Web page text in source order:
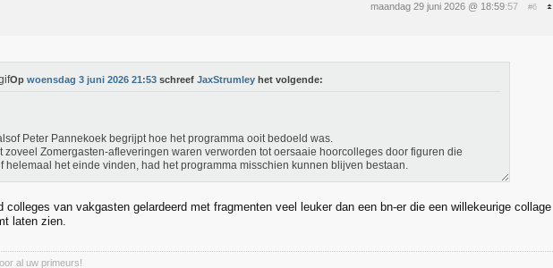
maandag 29 juni 2026 @ 18:59:57 #6
Op woensdag 3 juni 2026 21:53 schreef JaxStrumley het volgende:
Peter Pannekoek begrijpt hoe het programma ooit bedoeld was.
zoveel Zomergasten-afleveringen waren verworden tot oersaaie hoorcolleges door figuren die
helemaal het einde vinden, had het programma misschien kunnen blijven bestaan.
colleges van vakgasten gelardeerd met fragmenten veel leuker dan een bn-er die een willekeurige collage
laten zien.
al uw primeurs!